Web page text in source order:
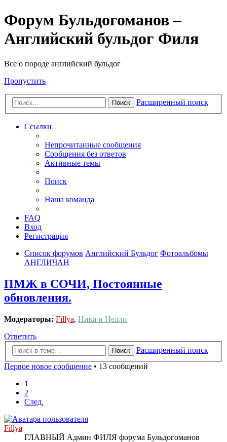
Форум Бульдогоманов –
Английский бульдог Филя
Все о породе английский бульдог
Пропустить
Поиск Расширенный поиск
Ссылки
Непрочитанные сообщения
Сообщения без ответов
Активные темы
Поиск
Наша команда
FAQ
Вход
Регистрация
Список форумов Английский Бульдог Фотоальбомы
АНГЛИЧАН
ПМЖ в СОЧИ, Постоянные
обновления.
Модераторы: Fillya, Ника и Нелли
Ответить
Поиск
Расширенный поиск
Первое новое сообщение • 13 сообщений
1
2
След.
Fillya
ГЛАВНЫЙ Админ ФИЛЯ форума Бульдогоманов